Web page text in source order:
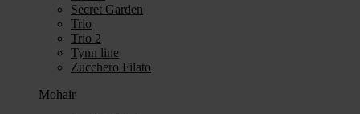
Secret Garden
Trio
Trio 2
Tynn line
Zucchero Filato
Mohair